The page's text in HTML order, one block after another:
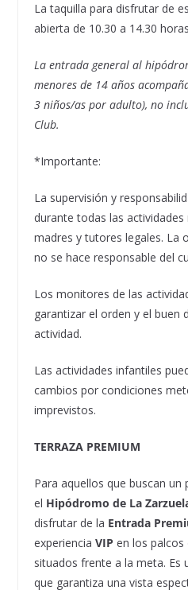
La taquilla para disfrutar de
abierta de 10.30 a 14.30
La entrada general al
menores de 14 años
3 niños/as por adulto), no
Club.
*Importante:
La supervisión y
durante todas las actividades
madres y tutores legales. La
no se hace responsable del
Los monitores de las
garantizar el orden y el buen
actividad.
Las actividades infantiles
cambios por condiciones
imprevistos.
TERRAZA PREMIUM
Para aquellos que buscan un
el Hipódromo de La
disfrutar de la Entrada
experiencia VIP en los palcos
situados frente a la meta. Es
que garantiza una vista